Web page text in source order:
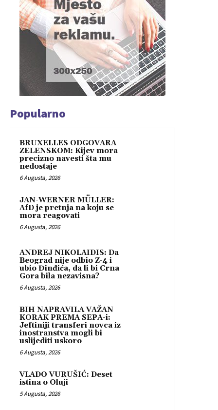
Popularno
BRUXELLES ODGOVARA
ZELENSKOM: Kijev mora
precizno navesti šta mu
nedostaje
6 Augusta, 2026
JAN-WERNER MÜLLER:
AfD je pretnja na koju se
mora reagovati
6 Augusta, 2026
ANDREJ NIKOLAIDIS: Da
Beograd nije odbio Z-4 i
ubio Đinđića, da li bi Crna
Gora bila nezavisna?
6 Augusta, 2026
BIH NAPRAVILA VAŽAN
KORAK PREMA SEPA-i:
Jeftiniji transferi novca iz
inostranstva mogli bi
uslijediti uskoro
6 Augusta, 2026
VLADO VURUŠIĆ: Deset
istina o Oluji
5 Augusta, 2026